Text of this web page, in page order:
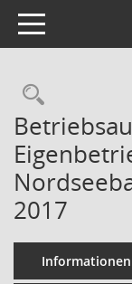
Toggle navigation
2017
Informationen